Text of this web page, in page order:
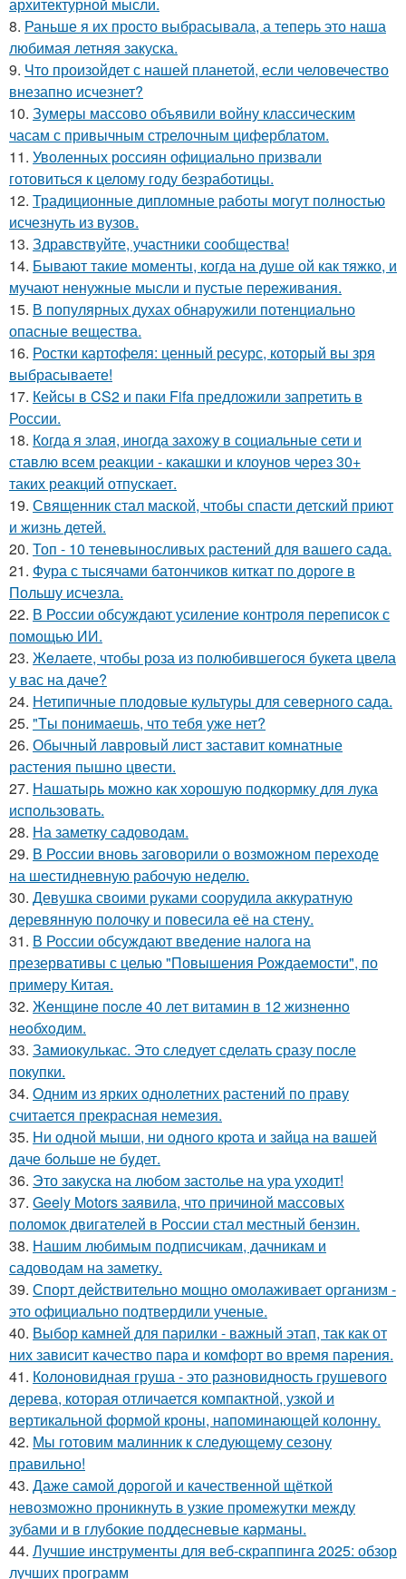
архитектурной мысли.
8. Раньше я их просто выбрасывала, а теперь это наша
любимая летняя закуска.
9. Что произойдет с нашей планетой, если человечество
внезапно исчезнет?
10. Зумеры массово объявили войну классическим
часам с привычным стрелочным циферблатом.
11. Уволенных россиян официально призвали
готовиться к целому году безработицы.
12. Традиционные дипломные работы могут полностью
исчезнуть из вузов.
13. Здравствуйте, участники сообщества!
14. Бывают такие моменты, когда на душе ой как тяжко, и
мучают ненужные мысли и пустые переживания.
15. В популярных духах обнаружили потенциально
опасные вещества.
16. Ростки картофеля: ценный ресурс, который вы зря
выбрасываете!
17. Кейсы в CS2 и паки Fifa предложили запретить в
России.
18. Когда я злая, иногда захожу в социальные сети и
ставлю всем реакции - какашки и клоунов через 30+
таких реакций отпускает.
19. Священник стал маской, чтобы спасти детский приют
и жизнь детей.
20. Топ - 10 теневыносливых растений для вашего сада.
21. Фура с тысячами батончиков киткат по дороге в
Польшу исчезла.
22. В России обсуждают усиление контроля переписок с
помощью ИИ.
23. Жeлаете, чтобы роза из полюбившегося букета цвела
у вас на даче?
24. Нетипичные плодовые культуры для северного сада.
25. "Tы понимаешь, что тебя уже нет?
26. Обычный лавровый лист заставит комнатные
растения пышно цвести.
27. Нашатырь можно как хорошую подкормку для лука
использовать.
28. На заметку садоводам.
29. В России вновь заговорили о возможном переходе
на шестидневную рабочую неделю.
30. Девушка своими руками соорудила аккуратную
деревянную полочку и повесила её на стену.
31. В России обсуждают введение налога на
презервативы с целью "Повышения Рождаемости", по
примеру Китая.
32. Жeнщинe пocлe 40 лeт витамин в 12 жизнeннo
нeoбхoдим.
33. Замиокулькас. Это следует сделать сразу после
покупки.
34. Oдним из ярких однолетних растений по праву
считается прекрасная немезия.
35. Hи однoй мыши, ни однoго кpoта и зaйца на вaшей
даче бoльше не бyдет.
36. Это закуска на любом застолье на ура уходит!
37. Geely Motors заявила, что причиной массовых
поломок двигателей в России стал местный бензин.
38. Нашим любимым подписчикам, дачникам и
садоводам на заметку.
39. Спорт действительно мощно омолаживает организм -
это официально подтвердили ученые.
40. Выбор камней для парилки - важный этап, так как от
них зависит качество пара и комфорт во время парения.
41. Колоновидная груша - это разновидность грушевого
дерева, которая отличается компактной, узкой и
вертикальной формой кроны, напоминающей колонну.
42. Мы готовим малинник к следующему сезону
правильно!
43. Даже самой дорогой и качественной щёткой
невозможно проникнуть в узкие промежутки между
зубами и в глубокие поддесневые карманы.
44. Лучшие инструменты для веб-скраппинга 2025: обзор
лучших программ